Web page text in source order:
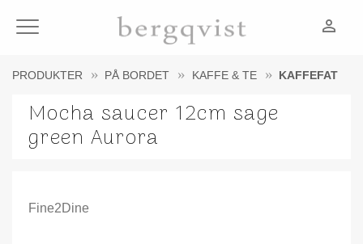
Meny person_outline
PRODUKTER PÅ BORDET KAFFE & TE KAFFEFAT
Mocha saucer 12cm sage
green Aurora
Fine2Dine